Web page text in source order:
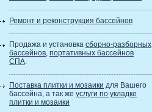
Ремонт и реконструкция бассейнов
Продажа и установка сборно-разборных
бассейнов, портативных бассейнов
СПА.
Поставка плитки и мозаики для Вашего
бассейна, а так же услуги по укладке
плитки и мозаики